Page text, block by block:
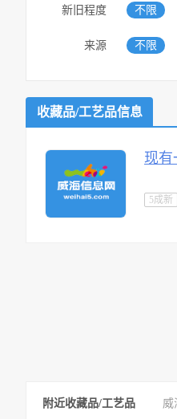
新旧程度 不限
来源 不限
收藏品/工艺品信息
现有
5成新
附近收藏品/工艺品 威